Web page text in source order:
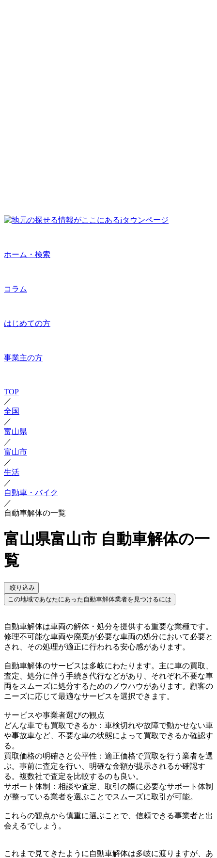
ホーム・検索
コラム
はじめての方
事業主の方
TOP
／
全国
／
富山県
／
富山市
／
生活
／
自動車・バイク
／
自動車解体の一覧
富山県富山市 自動車解体の一
覧
絞り込み
この地域であなたにあった自動車解体業者を見つけるには
自動車解体は車両の解体・処分を提供する重要な業種です。
修理不可能な車両や廃棄が必要な車両の処分において必要と
され、その処理が適正に行われる安心感があります。
自動車解体のサービスは多岐にわたります。主に車の買取、
査定、処分に伴う手続き代行などがあり、それぞれ不要な車
両をスムーズに処分するためのノウハウがあります。顧客の
ニーズに応じて最適なサービスを選択できます。
サービスや事業者選びの観点
どんな車でも買取できるか：車検切れや故障で動かせない車
や事故車など、不要な車の状態によって買取できるか確認す
る。
買取価格の明確さと公平性：適正価格で買取を行う業者を選
ぶ。事前に査定を行い、明確な金額が提示されるか確認す
る。複数社で査定を比較するのも良い。
サポート体制：相談や査定、取引の際に必要なサポート体制
が整っている業者を選ぶことでスムーズに取引が可能。
これらの観点から慎重に選ぶことで、信頼できる事業者と出
会えるでしょう。
これまで見てきたように自動車解体は多岐に渡りますが、あ